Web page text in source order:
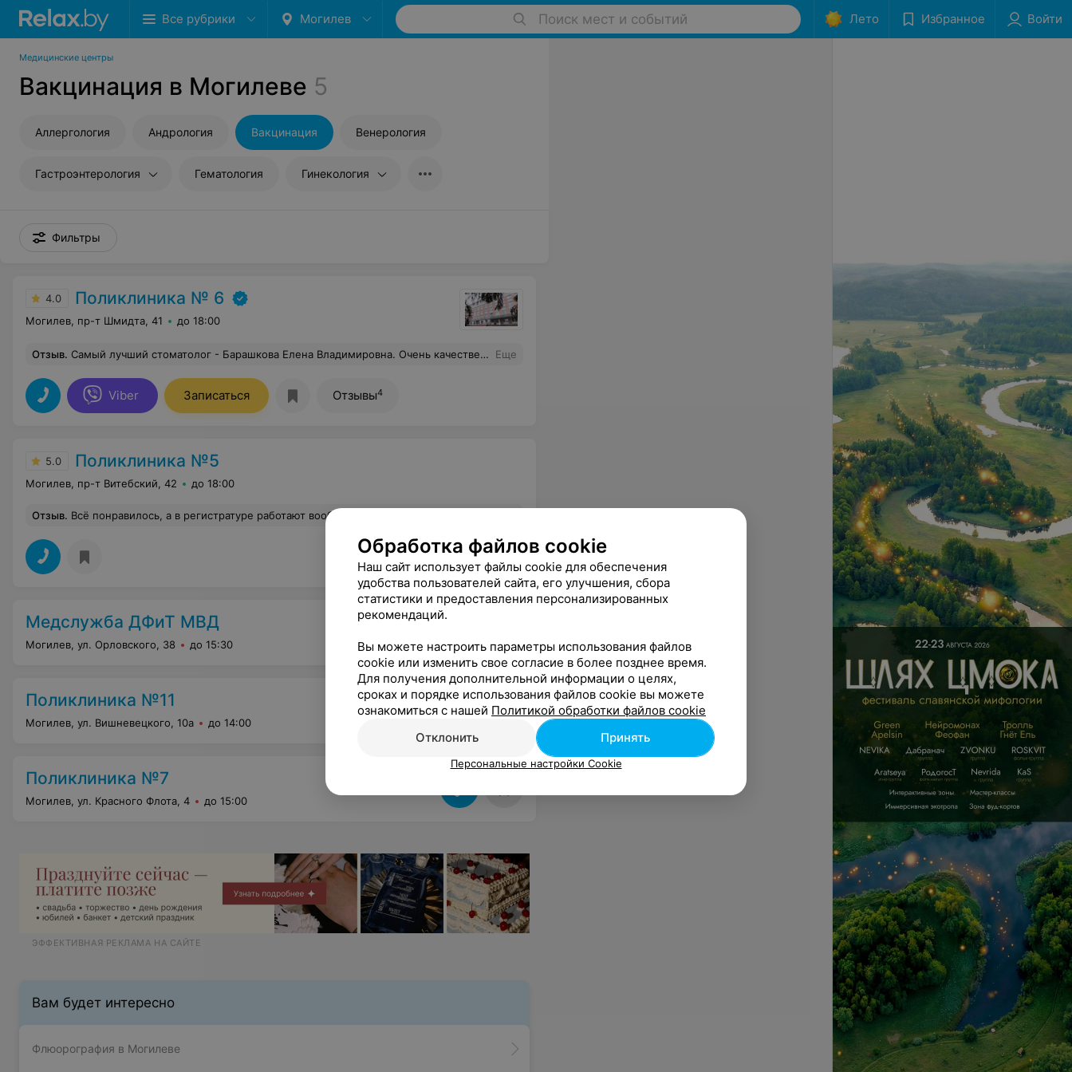
Все рубрики Могилев Поиск мест и событий Лето Избранное Войти
Медицинские центры
Вакцинация в Могилеве 5
Аллергология Андрология Вакцинация Венерология
Гастроэнтерология Гематология Гинекология
Фильтры
4.0 Поликлиника № 6
Могилев, пр-т Шмидта, 41 до 18:00
Отзыв. Самый лучший стоматолог - Барашкова Елена Владимировна. Очень качественно лечит, очень внимательна к пациентам. Настоящий профессионал своего дела. Рекомендую. Еще
Viber Записаться Отзывы4
5.0 Поликлиника №5
Могилев, пр-т Витебский, 42 до 18:00
Отзыв. Всё понравилось, а в регистратуре работают вообще люди с огромнейшим терпением. Через них каждый день проходят сотни людей. Никто не грубит, а каждому всё объясняют, а некоторым ещё и по несколько раз. Впереди меня бабушка попросила вызвать такси-мед.регистратор вызывала, хотя у неё стояла очередь. Молодцы!Спасибо Вам. Так держать.
Медслужба ДФиТ МВД
Могилев, ул. Орловского, 38 до 15:30
Поликлиника №11
Могилев, ул. Вишневецкого, 10а до 14:00
Поликлиника №7
Могилев, ул. Красного Флота, 4 до 15:00
ЭФФЕКТИВНАЯ РЕКЛАМА НА САЙТЕ
Вам будет интересно
Флюорография в Могилеве
Обработка файлов cookie
Наш сайт использует файлы cookie для обеспечения
удобства пользователей сайта, его улучшения, сбора
статистики и предоставления персонализированных
рекомендаций.
Вы можете настроить параметры использования файлов
cookie или изменить свое согласие в более позднее время.
Для получения дополнительной информации о целях,
сроках и порядке использования файлов cookie вы можете
ознакомиться с нашей Политикой обработки файлов cookie
Отклонить
Принять
Персональные настройки Cookie